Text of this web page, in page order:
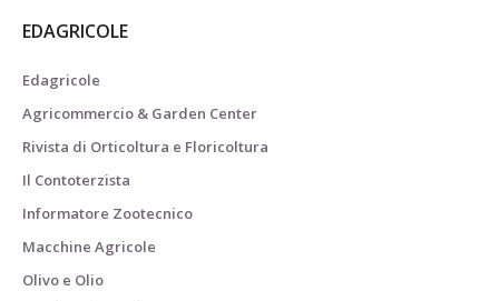
EDAGRICOLE
Edagricole
Agricommercio & Garden Center
Rivista di Orticoltura e Floricoltura
Il Contoterzista
Informatore Zootecnico
Macchine Agricole
Olivo e Olio